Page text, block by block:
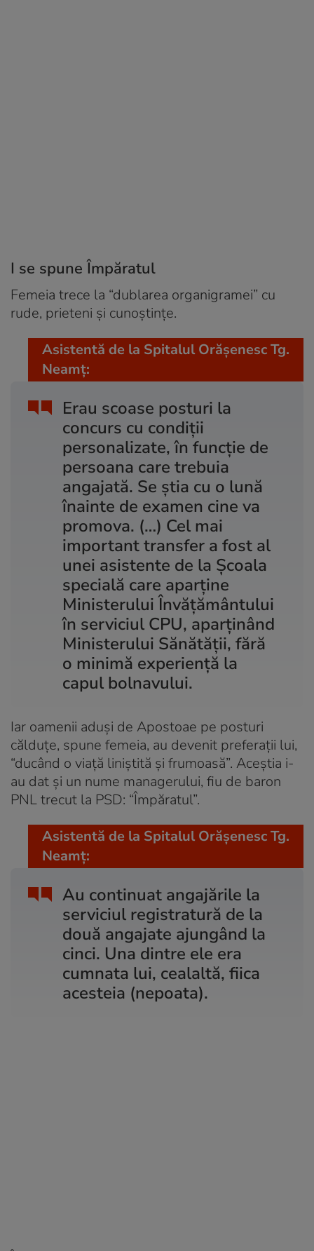
I se spune Împăratul
Femeia trece la “dublarea organigramei” cu
rude, prieteni și cunoștințe.
Erau scoase posturi la
concurs cu condiții
personalizate, în funcție de
persoana care trebuia
angajată. Se știa cu o lună
înainte de examen cine va
promova. (…) Cel mai
important transfer a fost al
unei asistente de la Școala
specială care aparține
Ministerului Învățământului
în serviciul CPU, aparținând
Ministerului Sănătății, fără
o minimă experiență la
capul bolnavului.
Asistentă de la Spitalul Orășenesc Tg.
Neamț:
Iar oamenii aduși de Apostoae pe posturi
călduțe, spune femeia, au devenit preferații lui,
“ducând o viață liniștită și frumoasă”. Aceștia i-
au dat și un nume managerului, fiu de baron
PNL trecut la PSD: “Împăratul”.
Au continuat angajările la
serviciul registratură de la
două angajate ajungând la
cinci. Una dintre ele era
cumnata lui, cealaltă, fiica
acesteia (nepoata).
Asistentă de la Spitalul Orășenesc Tg.
Neamț: